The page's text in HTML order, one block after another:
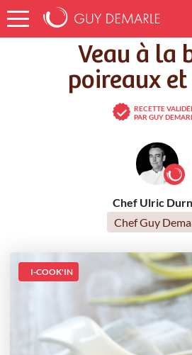
Accueil Recettes Veau à la
Veau à la
poireaux
RECETTE
PAR GUY
Chef Ulric
Chef Guy
I-COOK'IN